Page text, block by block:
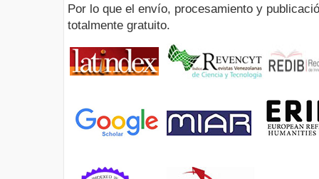
Por lo que el envío, procesamiento y
totalmente gratuito.